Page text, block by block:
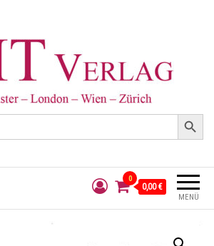
Search Button
MENÜ
0
0,00 €